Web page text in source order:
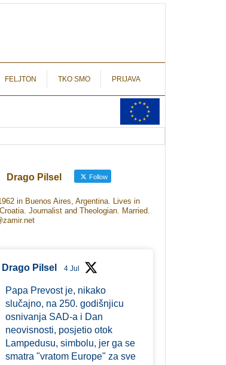
FELJTON TKO SMO PRIJAVA
Drago Pilsel Follow
in Buenos Aires, Argentina. Lives in
Journalist and Theologian. Married.
Drago Pilsel 4 Jul
Papa Prevost je, nikako
slučajno, na 250. godišnjicu
osnivanja SAD-a i Dan
neovisnosti, posjetio otok
Lampedusu, simbolu, jer ga se
smatra "vratom Europe" za sve